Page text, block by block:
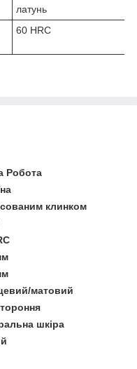
латунь
60 HRC
Робота
клинком
матовий
шкіра